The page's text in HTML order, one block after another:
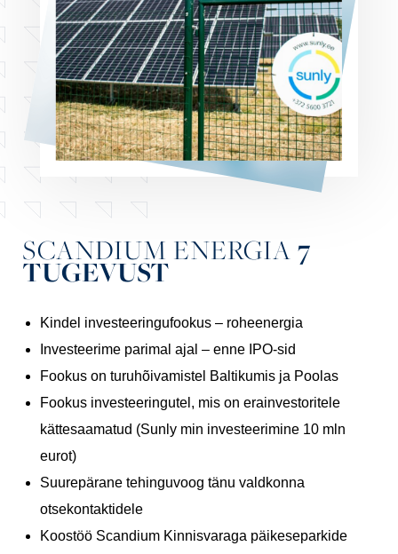
SCANDIUM ENERGIA7
TUGEVUST
Kindel investeeringufookus – roheenergia
Investeerime parimal ajal – enne IPO-sid
Fookus on turuhõivamistel Baltikumis ja Poolas
Fookus investeeringutel, mis on erainvestoritele
kättesaamatud (Sunly min investeerimine 10 mln
eurot)
Suurepärane tehinguvoog tänu valdkonna
otsekontaktidele
Koostöö Scandium Kinnisvaraga päikeseparkide